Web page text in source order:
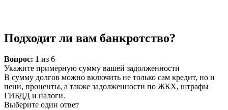
Подходит ли вам банкротство?
Вопрос: 1 из 6
Укажите примерную сумму вашей задолженности
В сумму долгов можно включить не только сам кредит, но и
пени, проценты, а также задолженности по ЖКХ, штрафы
ГИБДД и налоги.
Выберите один ответ